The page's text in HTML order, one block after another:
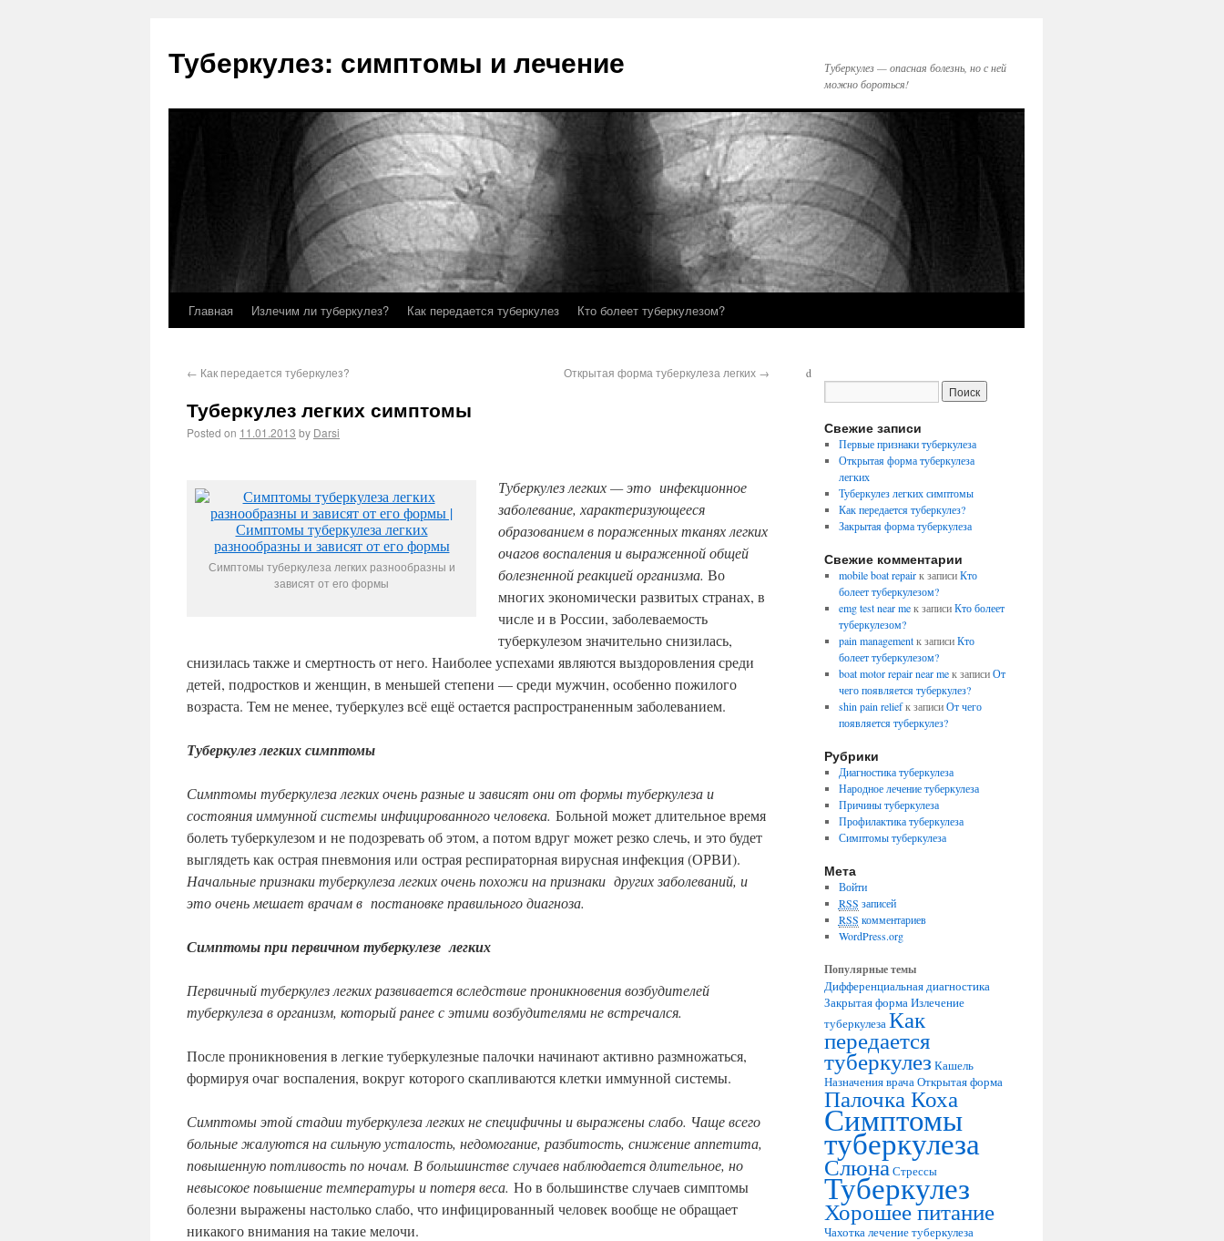
Туберкулез: симптомы и лечение
Туберкулез — опасная болезнь, но с ней
можно бороться!
Главная Излечим ли туберкулез? Как передается туберкулез Кто болеет туберкулезом?
← Как передается туберкулез? Открытая форма туберкулеза легких →
Туберкулез легких симптомы
Posted on 11.01.2013 by Darsi
Симптомы туберкулеза легких разнообразны и
зависят от его формы
Туберкулез легких — это инфекционное
заболевание, характеризующееся
образованием в пораженных тканях легких
очагов воспаления и выраженной общей
болезненной реакцией организма. Во
многих экономически развитых странах, в
числе и в России, заболеваемость
туберкулезом значительно снизилась,
снизилась также и смертность от него. Наиболее успехами являются выздоровления среди
детей, подростков и женщин, в меньшей степени — среди мужчин, особенно пожилого
возраста. Тем не менее, туберкулез всё ещё остается распространенным заболеванием.
Туберкулез легких симптомы
Симптомы туберкулеза легких очень разные и зависят они от формы туберкулеза и
состояния иммунной системы инфицированного человека. Больной может длительное время
болеть туберкулезом и не подозревать об этом, а потом вдруг может резко слечь, и это будет
выглядеть как острая пневмония или острая респираторная вирусная инфекция (ОРВИ).
Начальные признаки туберкулеза легких очень похожи на признаки других заболеваний, и
это очень мешает врачам в постановке правильного диагноза.
Симптомы при первичном туберкулезе легких
Первичный туберкулез легких развивается вследствие проникновения возбудителей
туберкулеза в организм, который ранее с этими возбудителями не встречался.
После проникновения в легкие туберкулезные палочки начинают активно размножаться,
формируя очаг воспаления, вокруг которого скапливаются клетки иммунной системы.
Симптомы этой стадии туберкулеза легких не специфичны и выражены слабо. Чаще всего
больные жалуются на сильную усталость, недомогание, разбитость, снижение аппетита,
повышенную потливость по ночам. В большинстве случаев наблюдается длительное, но
невысокое повышение температуры и потеря веса. Но в большинстве случаев симптомы
болезни выражены настолько слабо, что инфицированный человек вообще не обращает
никакого внимания на такие мелочи.
Свежие записи
Первые признаки туберкулеза
Открытая форма туберкулеза
легких
Туберкулез легких симптомы
Как передается туберкулез?
Закрытая форма туберкулеза
Свежие комментарии
mobile boat repairк записиКто
болеет туберкулезом?
emg test near meк записиКто болеет
туберкулезом?
pain managementк записиКто
болеет туберкулезом?
boat motor repair near meк записиОт
чего появляется туберкулез?
shin pain reliefк записиОт чего
появляется туберкулез?
Рубрики
Диагностика туберкулеза
Народное лечение туберкулеза
Причины туберкулеза
Профилактика туберкулеза
Симптомы туберкулеза
Мета
Войти
RSS записей
RSS комментариев
WordPress.org
Популярные темы
Дифференциальная диагностика
Закрытая формаИзлечение
туберкулезаКак
передается
туберкулез Кашель
Назначения врачаОткрытая форма
Палочка Коха
Симптомы
туберкулеза
СлюнаСтрессы
Туберкулез
Хорошее питание
Чахоткалечение туберкулеза
d